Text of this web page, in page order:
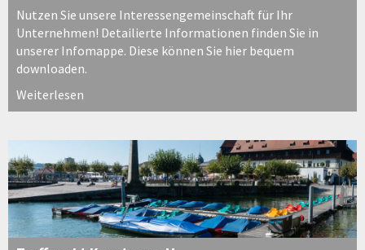
Nutzen Sie unsere Interessengemeinschaft für Ihr
Unternehmen! Detailierte Informationen finden Sie in
unserer Infomappe. Diese können Sie hier bequem
downloaden.
Weiterlesen